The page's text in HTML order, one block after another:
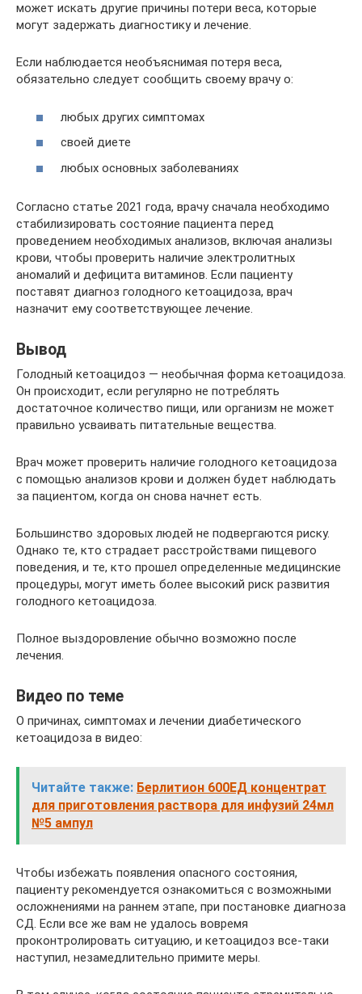
может искать другие причины потери веса, которые
могут задержать диагностику и лечение.
Если наблюдается необъяснимая потеря веса,
обязательно следует сообщить своему врачу о:
любых других симптомах
своей диете
любых основных заболеваниях
Согласно статье 2021 года, врачу сначала необходимо
стабилизировать состояние пациента перед
проведением необходимых анализов, включая анализы
крови, чтобы проверить наличие электролитных
аномалий и дефицита витаминов. Если пациенту
поставят диагноз голодного кетоацидоза, врач
назначит ему соответствующее лечение.
Вывод
Голодный кетоацидоз — необычная форма кетоацидоза.
Он происходит, если регулярно не потреблять
достаточное количество пищи, или организм не может
правильно усваивать питательные вещества.
Врач может проверить наличие голодного кетоацидоза
с помощью анализов крови и должен будет наблюдать
за пациентом, когда он снова начнет есть.
Большинство здоровых людей не подвергаются риску.
Однако те, кто страдает расстройствами пищевого
поведения, и те, кто прошел определенные медицинские
процедуры, могут иметь более высокий риск развития
голодного кетоацидоза.
Полное выздоровление обычно возможно после
лечения.
Видео по теме
О причинах, симптомах и лечении диабетического
кетоацидоза в видео:
Читайте также: Берлитион 600ЕД концентрат
для приготовления раствора для инфузий 24мл
№5 ампул
Чтобы избежать появления опасного состояния,
пациенту рекомендуется ознакомиться с возможными
осложнениями на раннем этапе, при постановке диагноза
СД. Если все же вам не удалось вовремя
проконтролировать ситуацию, и кетоацидоз все-таки
наступил, незамедлительно примите меры.